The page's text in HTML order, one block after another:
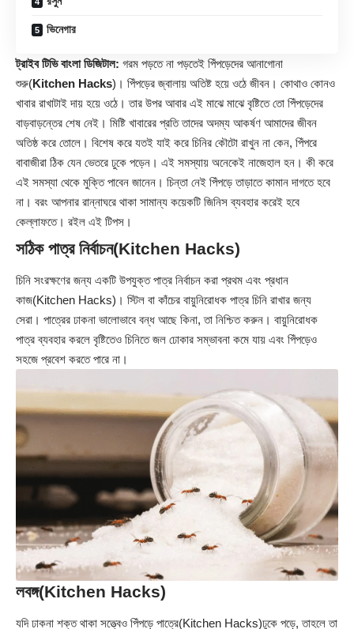
ভিনেগার
ট্রাইব টিভি বাংলা ডিজিটাল: গরম পড়তে না পড়তেই পিঁপড়েদের আনাগোনা
শুরু(Kitchen Hacks)। পিঁপড়ের জ্বালায় অতিষ্ট হয়ে ওঠে জীবন। কোথাও কোনও
খাবার রাখাটাই দায় হয়ে ওঠে। তার উপর আবার এই মাঝে মাঝে বৃষ্টিতে তো পিঁপড়েদের
বাড়বাড়ন্তের শেষ নেই। মিষ্টি খাবারের প্রতি তাদের অদম্য আকর্ষণ আমাদের জীবন
অতিষ্ঠ করে তোলে। বিশেষ করে যতই যাই করে চিনির কৌটো রাখুন না কেন, পিঁপরে
বাবাজীরা ঠিক যেন ভেতরে ঢুকে পড়েন। এই সমস্যায় অনেকেই নাজেহাল হন। কী করে
এই সমস্যা থেকে মুক্তি পাবেন জানেন। চিন্তা নেই পিঁপড়ে তাড়াতে কামান দাগতে হবে
না। বরং আপনার রান্নাঘরে থাকা সামান্য কয়েকটি জিনিস ব্যবহার করেই হবে
কেল্লাফতে। রইল এই টিপস।
সঠিক পাত্র নির্বাচন(Kitchen Hacks)
চিনি সংরক্ষণের জন্য একটি উপযুক্ত পাত্র নির্বাচন করা প্রথম এবং প্রধান
কাজ(Kitchen Hacks)। স্টিল বা কাঁচের বায়ুনিরোধক পাত্র চিনি রাখার জন্য
সেরা। পাত্রের ঢাকনা ভালোভাবে বন্ধ আছে কিনা, তা নিশ্চিত করুন। বায়ুনিরোধক
পাত্র ব্যবহার করলে বৃষ্টিতেও চিনিতে জল ঢোকার সম্ভাবনা কমে যায় এবং পিঁপড়েও
সহজে প্রবেশ করতে পারে না।
লবঙ্গ(Kitchen Hacks)
যদি ঢাকনা শক্ত থাকা সত্ত্বেও পিঁপড়ে পাত্রে(Kitchen Hacks)ঢুকে পড়ে, তাহলে তা